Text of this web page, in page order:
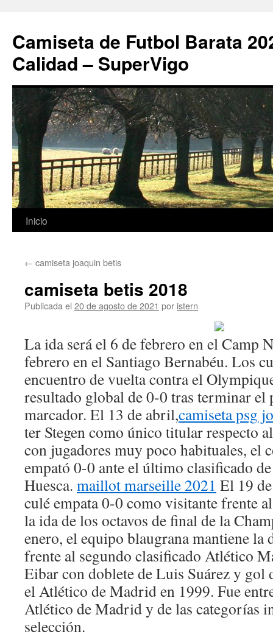
Camiseta de Futbol Barata
Calidad – SuperVigo
Saltar
contenido
Inicio
← camiseta joaquin betis
camiseta betis 2018
Publicada el 20 de agosto de 2021 por istern
La ida será el 6 de febrero en el Camp
febrero en el Santiago Bernabéu. Los
encuentro de vuelta contra el
resultado global de 0-0 tras terminar el
marcador. El 13 de abril,camiseta psg
ter Stegen como único titular respecto
con jugadores muy poco habituales, el
empató 0-0 ante el último clasificado
Huesca. maillot marseille 2021 El 19
culé empata 0-0 como visitante frente
la ida de los octavos de final de la
enero, el equipo blaugrana mantiene la
frente al segundo clasificado Atlético
Eibar con doblete de Luis Suárez y gol
el Atlético de Madrid en 1999. Fue
Atlético de Madrid y de las categorías
selección.